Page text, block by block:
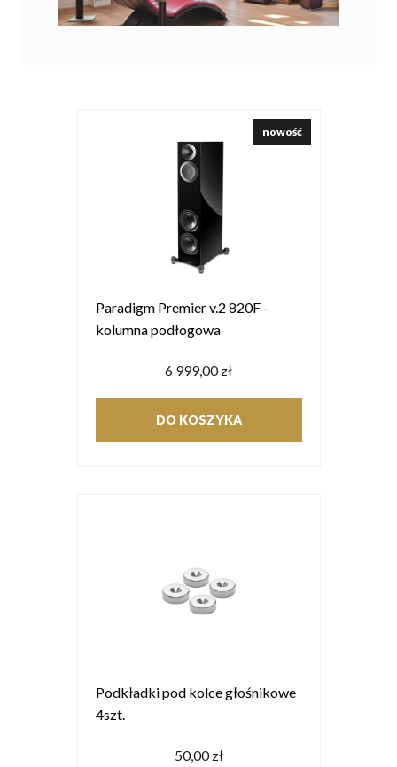
Paradigm Premier v.2 820F -
kolumna podłogowa
6 999,00 zł
DO KOSZYKA
nowość
Podkładki pod kolce głośnikowe
4szt.
50,00 zł